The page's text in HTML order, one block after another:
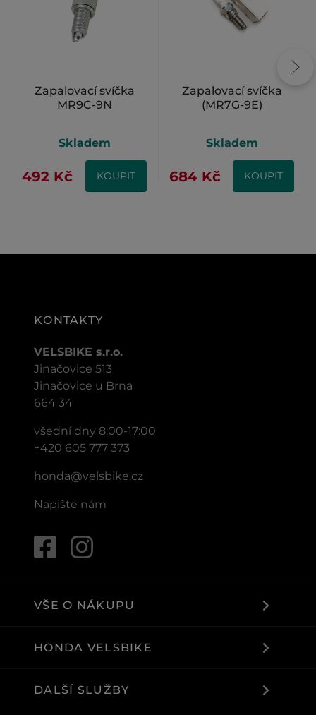
Zapalovací svíčka
MR9C-9N
Skladem
492 Kč KOUPIT
Zapalovací svíčka
(MR7G-9E)
Skladem
684 Kč KOUPIT
KONTAKTY
VELSBIKE s.r.o.
Jinačovice 513
Jinačovice u Brna
664 34
všední dny 8:00-17:00
+420 605 777 373
honda@velsbike.cz
Napište nám
VŠE O NÁKUPU
HONDA VELSBIKE
DALŠÍ SLUŽBY